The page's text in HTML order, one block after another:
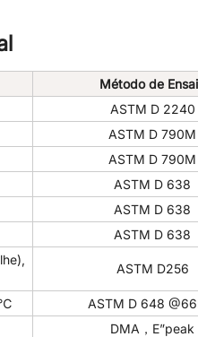
Método de
ASTM D 2240
ASTM D 790M
ASTM D 790M
ASTM D 638
ASTM D 638
ASTM D 638
ASTM D256
℃ ASTM D 648
DMA，E”peak